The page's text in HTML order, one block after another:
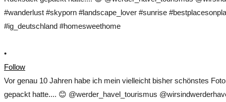
•
Follow
Vor genau 10 Jahren habe ich mein vielleicht bisher schönstes
gepackt hatte.... 😊 @werder_havel_tourismus